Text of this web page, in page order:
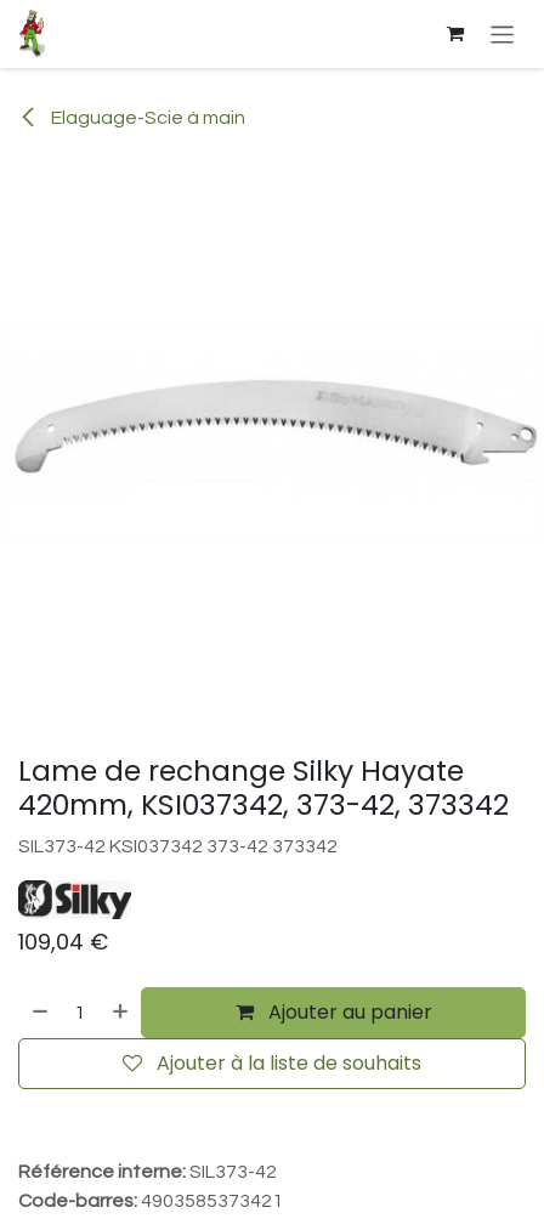
Se rendre au contenu
Elaguage-Scie à main
Lame de rechange Silky Hayate
420mm, KSI037342, 373-42, 373342
SIL373-42 KSI037342 373-42 373342
109,04 €
Ajouter au panier
Ajouter à la liste de souhaits
Référence interne:SIL373-42
Code-barres:4903585373421